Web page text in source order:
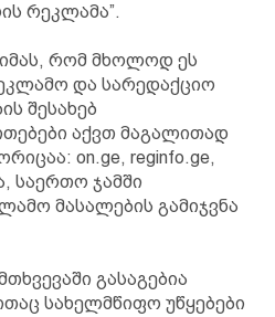
რეკლამა”.
იმას, რომ მხოლოდ ეს
და სარედაქციო
შესახებ
აქვთ მაგალითად
on.ge, reginfo.ge,
საერთო ჯამში
მასალების გამიჯვნა
გასაგებია
სახელმწიფო უწყებები